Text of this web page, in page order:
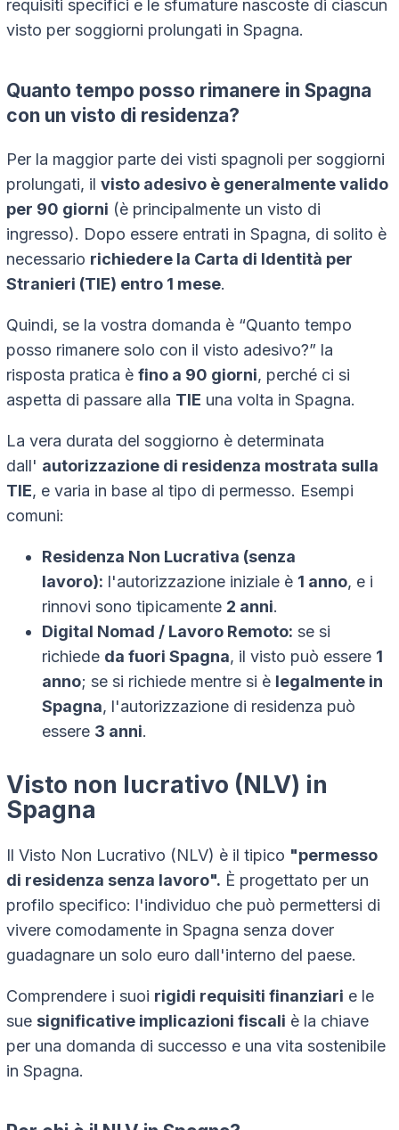
requisiti specifici e le sfumature nascoste di ciascun
visto per soggiorni prolungati in Spagna.
Quanto tempo posso rimanere in Spagna
con un visto di residenza?
Per la maggior parte dei visti spagnoli per soggiorni
prolungati, il visto adesivo è generalmente valido
per 90 giorni (è principalmente un visto di
ingresso). Dopo essere entrati in Spagna, di solito è
necessario richiedere la Carta di Identità per
Stranieri (TIE) entro 1 mese.
Quindi, se la vostra domanda è “Quanto tempo
posso rimanere solo con il visto adesivo?” la
risposta pratica è fino a 90 giorni, perché ci si
aspetta di passare alla TIE una volta in Spagna.
La vera durata del soggiorno è determinata
dall' autorizzazione di residenza mostrata sulla
TIE, e varia in base al tipo di permesso. Esempi
comuni:
Residenza Non Lucrativa (senza
lavoro): l'autorizzazione iniziale è 1 anno, e i
rinnovi sono tipicamente 2 anni.
Digital Nomad / Lavoro Remoto: se si
richiede da fuori Spagna, il visto può essere 1
anno; se si richiede mentre si è legalmente in
Spagna, l'autorizzazione di residenza può
essere 3 anni.
Visto non lucrativo (NLV) in
Spagna
Il Visto Non Lucrativo (NLV) è il tipico "permesso
di residenza senza lavoro". È progettato per un
profilo specifico: l'individuo che può permettersi di
vivere comodamente in Spagna senza dover
guadagnare un solo euro dall'interno del paese.
Comprendere i suoi rigidi requisiti finanziari e le
sue significative implicazioni fiscali è la chiave
per una domanda di successo e una vita sostenibile
in Spagna.